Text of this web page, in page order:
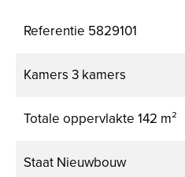
Referentie 5829101
Kamers 3 kamers
Totale oppervlakte 142 m²
Staat Nieuwbouw